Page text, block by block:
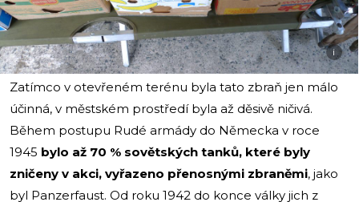
i
Zatímco v otevřeném terénu byla tato zbraň jen málo
účinná, v městském prostředí byla až děsivě ničivá.
Během postupu Rudé armády do Německa v roce
1945 bylo až 70 % sovětských tanků, které byly
zničeny v akci, vyřazeno přenosnými zbraněmi, jako
byl Panzerfaust. Od roku 1942 do konce války jich z